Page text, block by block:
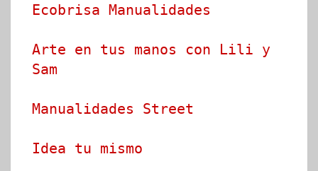
Ecobrisa Manualidades
Arte en tus manos con Lili y
Sam
Manualidades Street
Idea tu mismo